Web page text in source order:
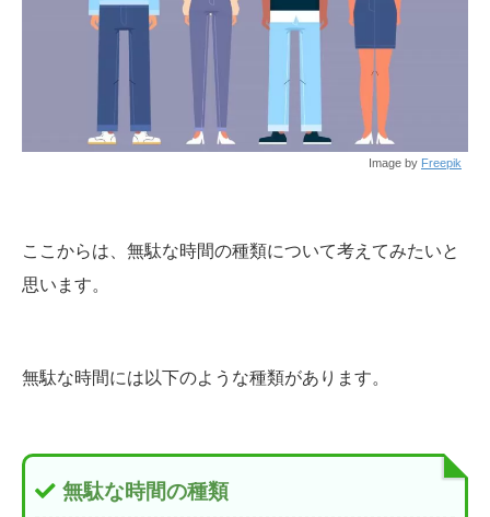
Image by Freepik
ここからは、無駄な時間の種類について考えてみたいと
思います。
無駄な時間には以下のような種類があります。
無駄な時間の種類